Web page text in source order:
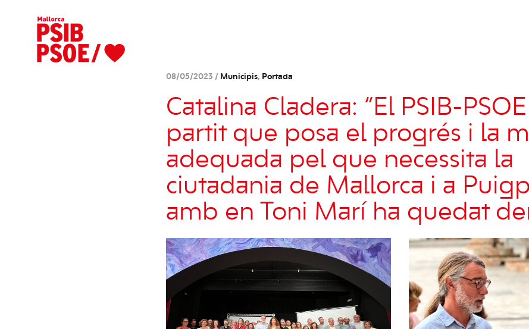
08/05/2023 / Municipis, Portada
Catalina Cladera: “El PSIB-
partit que posa el progrés i la
adequada pel que necessita la
ciutadania de Mallorca i a
amb en Toni Marí ha quedat